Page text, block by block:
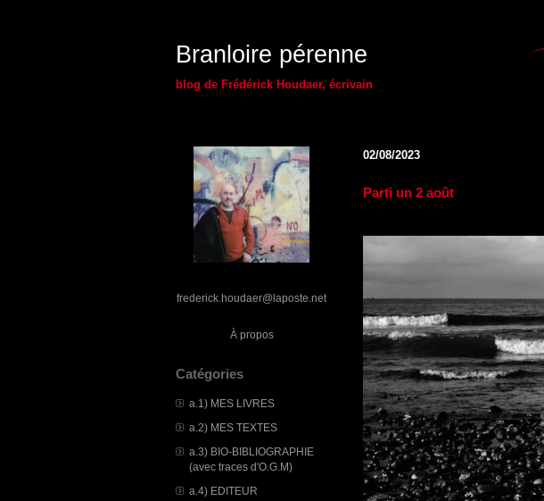
Branloire pérenne
blog de Frédérick Houdaer, écrivain
frederick.houdaer@laposte.net
À propos
Catégories
a.1) MES LIVRES
a.2) MES TEXTES
a.3) BIO-BIBLIOGRAPHIE
(avec traces d'O.G.M)
a.4) EDITEUR
02/08/2023
Parti un 2 août